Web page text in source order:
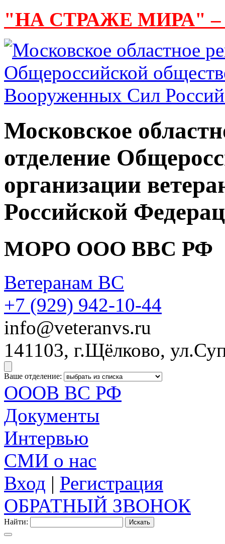
"НА СТРАЖЕ МИРА"
Московское
отделение
организации
Российской
МОРО ООО ВВС РФ
Ветеранам ВС
+7 (929) 942-10-44
info@veteranvs.ru
141103, г.Щёлково,
Ваше отделение:
ОООВ ВС РФ
Документы
Интервью
СМИ о нас
Вход | Регистрация
ОБРАТНЫЙ ЗВОНОК
Найти: